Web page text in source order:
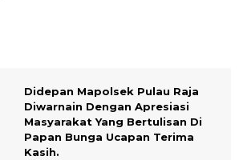
Didepan Mapolsek Pulau Raja
Diwarnain Dengan Apresiasi
Masyarakat Yang Bertulisan Di
Papan Bunga Ucapan Terima
Kasih.